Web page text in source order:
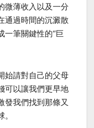
微薄收入以及一分
通過時間的沉澱散
一筆關鍵性的“巨
始請對自己的父母
可以讓我們更早地
發我們找到那條又